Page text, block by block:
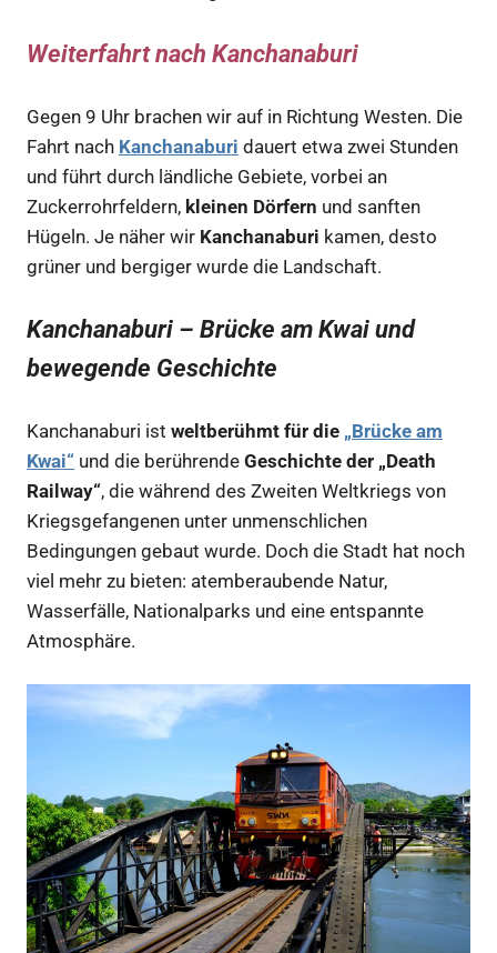
Weiterfahrt nach Kanchanaburi
Gegen 9 Uhr brachen wir auf in Richtung Westen. Die
Fahrt nach Kanchanaburi dauert etwa zwei Stunden
und führt durch ländliche Gebiete, vorbei an
Zuckerrohrfeldern, kleinen Dörfern und sanften
Hügeln. Je näher wir Kanchanaburi kamen, desto
grüner und bergiger wurde die Landschaft.
Kanchanaburi – Brücke am Kwai und
bewegende Geschichte
Kanchanaburi ist weltberühmt für die „Brücke am
Kwai“ und die berührende Geschichte der „Death
Railway“, die während des Zweiten Weltkriegs von
Kriegsgefangenen unter unmenschlichen
Bedingungen gebaut wurde. Doch die Stadt hat noch
viel mehr zu bieten: atemberaubende Natur,
Wasserfälle, Nationalparks und eine entspannte
Atmosphäre.